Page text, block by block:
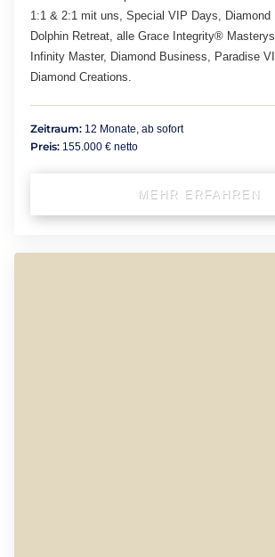
1:1 & 2:1 mit uns, Special VIP Days, Diamond
Dolphin Retreat, alle Grace Integrity® Masterys
Infinity Master, Diamond Business, Paradise
Diamond Creations.
Zeitraum: 12 Monate, ab sofort
Preis: 155.000 € netto
MEHR ERFAHREN